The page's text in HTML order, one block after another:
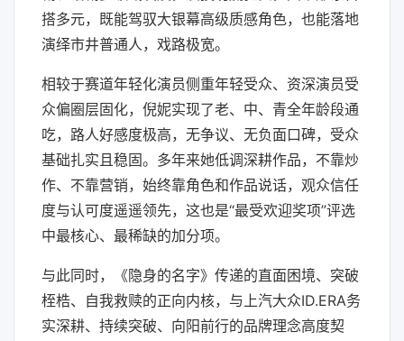
搭多元，既能驾驭大银幕高级质感角色，也能落地
演绎市井普通人，戏路极宽。
相较于赛道年轻化演员侧重年轻受众、资深演员受
众偏圈层固化，倪妮实现了老、中、青全年龄段通
吃，路人好感度极高，无争议、无负面口碑，受众
基础扎实且稳固。多年来她低调深耕作品，不靠炒
作、不靠营销，始终靠角色和作品说话，观众信任
度与认可度遥遥领先，这也是“最受欢迎奖项”评选
中最核心、最稀缺的加分项。
与此同时，《隐身的名字》传递的直面困境、突破
桎梏、自我救赎的正向内核，与上汽大众ID.ERA务
实深耕、持续突破、向阳前行的品牌理念高度契